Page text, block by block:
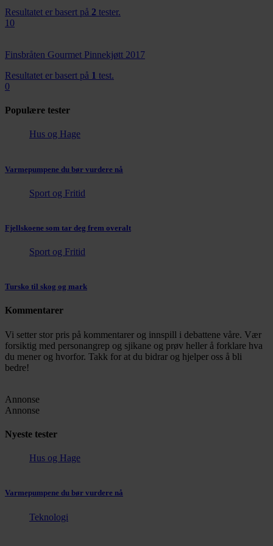
eller som de har samlet inn gjennom din bruk av
tjenestene deres.
Resultatet er basert på 2 tester.
10
Finsbråten Gourmet Pinnekjøtt 2017
Resultatet er basert på 1 test.
0
Populære tester
Hus og Hage
Varmepumpene du bør vurdere nå
Sport og Fritid
Fjellskoene som tar deg frem overalt
Sport og Fritid
Tursko til skog og mark
Kommentarer
Vi setter stor pris på kommentarer og innspill i debattene våre. Vær
forsiktig med personangrep og sjikane og prøv heller å forklare hva
du mener og hvorfor. Takk for at du bidrar og hjelper oss å bli
bedre!
Annonse
Annonse
Nyeste tester
Hus og Hage
Varmepumpene du bør vurdere nå
Teknologi